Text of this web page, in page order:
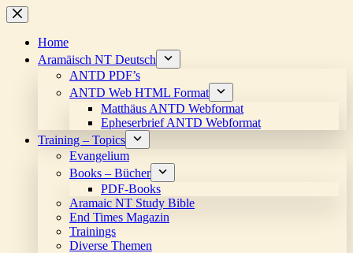
Skip
to
contentHome
Aramäisch NT Deutsch
ANTD PDF’s
ANTD Web HTML Format
Matthäus ANTD Webformat
Epheserbrief ANTD Webformat
Training – Topics
Evangelium
Books – Bücher
PDF-Books
Aramaic NT Study Bible
End Times Magazin
Trainings
Diverse Themen